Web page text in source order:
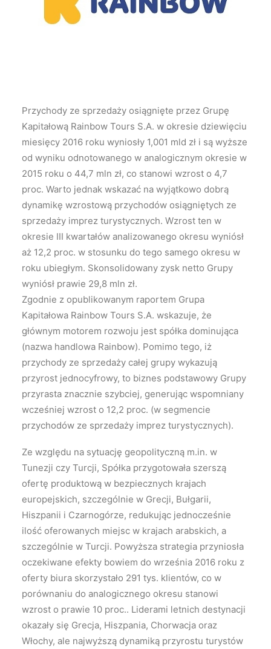
Przychody ze sprzedaży osiągnięte przez Grupę
Kapitałową Rainbow Tours S.A. w okresie dziewięciu
miesięcy 2016 roku wyniosły 1,001 mld zł i są wyższe
od wyniku odnotowanego w analogicznym okresie w
2015 roku o 44,7 mln zł, co stanowi wzrost o 4,7
proc. Warto jednak wskazać na wyjątkowo dobrą
dynamikę wzrostową przychodów osiągniętych ze
sprzedaży imprez turystycznych. Wzrost ten w
okresie III kwartałów analizowanego okresu wyniósł
aż 12,2 proc. w stosunku do tego samego okresu w
roku ubiegłym. Skonsolidowany zysk netto Grupy
wyniósł prawie 29,8 mln zł.
Zgodnie z opublikowanym raportem Grupa
Kapitałowa Rainbow Tours S.A. wskazuje, że
głównym motorem rozwoju jest spółka dominująca
(nazwa handlowa Rainbow). Pomimo tego, iż
przychody ze sprzedaży całej grupy wykazują
przyrost jednocyfrowy, to biznes podstawowy Grupy
przyrasta znacznie szybciej, generując wspomniany
wcześniej wzrost o 12,2 proc. (w segmencie
przychodów ze sprzedaży imprez turystycznych).
Ze względu na sytuację geopolityczną m.in. w
Tunezji czy Turcji, Spółka przygotowała szerszą
ofertę produktową w bezpiecznych krajach
europejskich, szczególnie w Grecji, Bułgarii,
Hiszpanii i Czarnogórze, redukując jednocześnie
ilość oferowanych miejsc w krajach arabskich, a
szczególnie w Turcji. Powyższa strategia przyniosła
oczekiwane efekty bowiem do września 2016 roku z
oferty biura skorzystało 291 tys. klientów, co w
porównaniu do analogicznego okresu stanowi
wzrost o prawie 10 proc.. Liderami letnich destynacji
okazały się Grecja, Hiszpania, Chorwacja oraz
Włochy, ale najwyższą dynamiką przyrostu turystów